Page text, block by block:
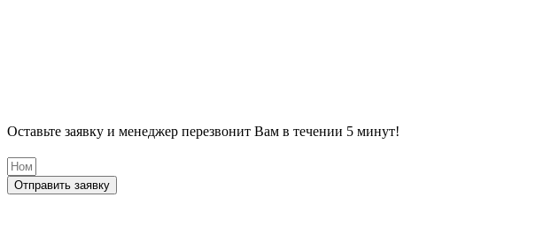
Оставьте заявку и менеджер перезвонит Вам в течении 5 минут!
Отправить заявку